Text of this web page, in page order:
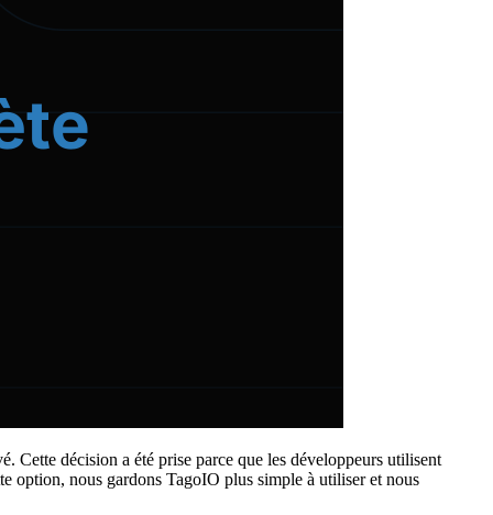
Cette décision a été prise parce que les développeurs utilisent
option, nous gardons TagoIO plus simple à utiliser et nous